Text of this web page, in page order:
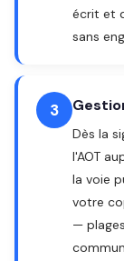
écrit et
sans
3
Dès la
l'AOT
la voie
votre
—